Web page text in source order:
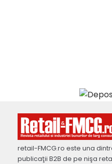
retail-FMCG.ro este una
publicaţii B2B de pe nişa